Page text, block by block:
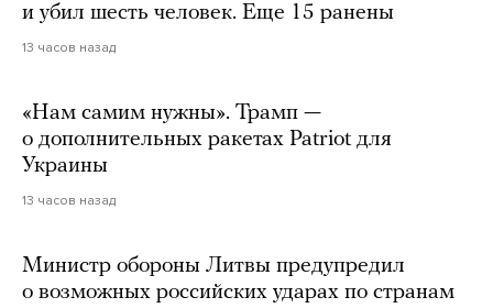
и убил шесть человек. Еще 15 ранены
13 часов назад
«Нам самим нужны». Трамп —
о дополнительных ракетах Patriot для
Украины
13 часов назад
Министр обороны Литвы предупредил
о возможных российских ударах по странам